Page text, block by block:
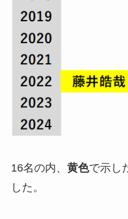
16名の内、 黄色で示し
した。